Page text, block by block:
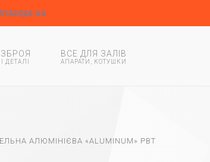
masque.ua
ЗБРОЯ
І ДЕТАЛІ
ВСЕ ДЛЯ ЗАЛІВ
АПАРАТИ, КОТУШКИ
АЛЮМІНІЄВА «ALUMINUM» PBT